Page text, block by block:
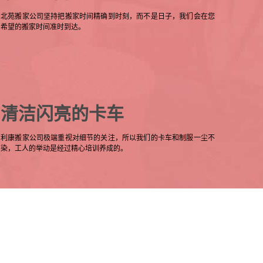
北苑搬家公司坚持把搬家时间精确到时刻，而不是日子，我们会在您
希望的搬家时间准时到达。
清洁闪亮的卡车
利康搬家公司极端重视对细节的关注，所以我们的卡车和制服一尘不
染，工人的举动是经过精心培训养成的。